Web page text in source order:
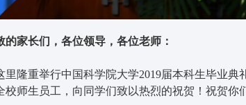
的家长们，各位领导，各位老师：
重举行中国科学院大学2019届本科生毕业典
校师生员工，向同学们致以热烈的祝贺！祝贺你